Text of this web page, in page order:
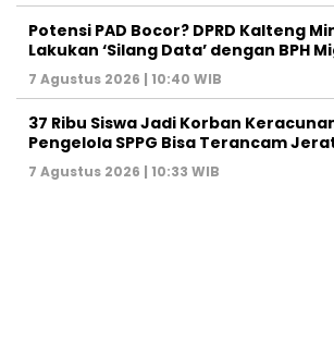
Potensi PAD Bocor? DPRD Kalteng
Lakukan ‘Silang Data’ dengan BPH
7 Agustus 2026 | 10:40 WIB
37 Ribu Siswa Jadi Korban
Pengelola SPPG Bisa Terancam
7 Agustus 2026 | 10:33 WIB